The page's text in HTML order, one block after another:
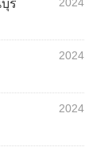
รี
2024
2024